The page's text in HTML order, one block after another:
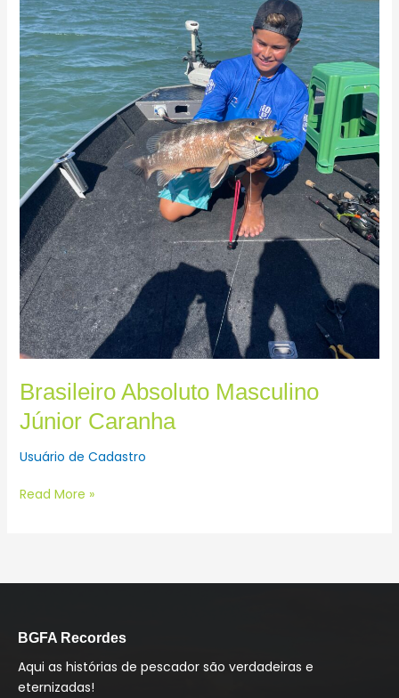
Brasileiro Absoluto Masculino
Júnior Caranha
Usuário de Cadastro
Read More »
BGFA Recordes
Aqui as histórias de pescador são verdadeiras e
eternizadas!